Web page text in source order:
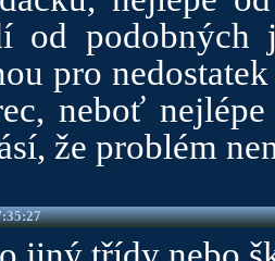
od podobných
pro
neboť
že problém